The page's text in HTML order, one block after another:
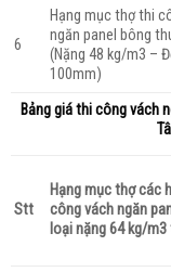
6
Hạng mục thợ thi
ngăn panel bông
(Nặng 48 kg/m3 –
100mm)
Bảng giá thi công vách
Stt
Hạng mục thợ các
công vách ngăn
loại nặng 64 kg/m3